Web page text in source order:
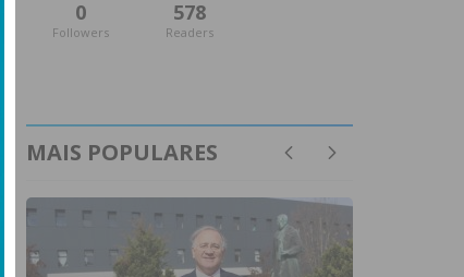
0
Followers
578
Readers
MAIS POPULARES